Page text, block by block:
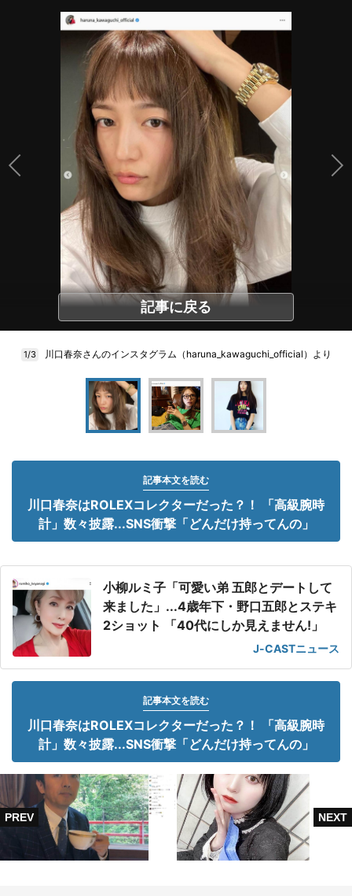
記事に戻る
1/3 川口春奈さんのインスタグラム（haruna_kawaguchi_official）より
記事本文を読む
川口春奈はROLEXコレクターだった？！ 「高級腕時
計」数々披露...SNS衝撃「どんだけ持ってんの」
小柳ルミ子「可愛い弟 五郎とデートして
来ました」...4歳年下・野口五郎とステキ
2ショット 「40代にしか見えません!」
J-CASTニュース
記事本文を読む
川口春奈はROLEXコレクターだった？！ 「高級腕時
計」数々披露...SNS衝撃「どんだけ持ってんの」